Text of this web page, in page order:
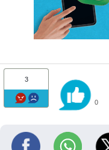
3
0